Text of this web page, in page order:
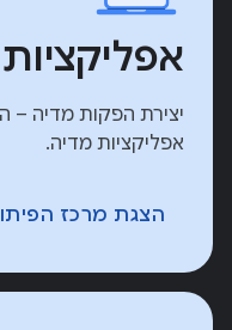
יצירת הפקות מדיה –
אפליקציות מדיה.
הצגת מרכז